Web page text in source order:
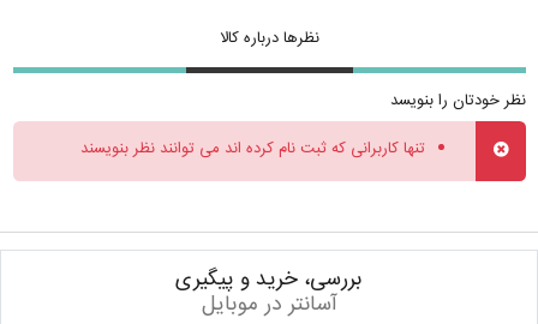
نظرها درباره کالا
نظر خودتان را بنویسد
تنها کاربرانی که ثبت نام کرده اند می توانند نظر بنویسند
بررسی، خرید و پیگیری
آسانتر در موبایل